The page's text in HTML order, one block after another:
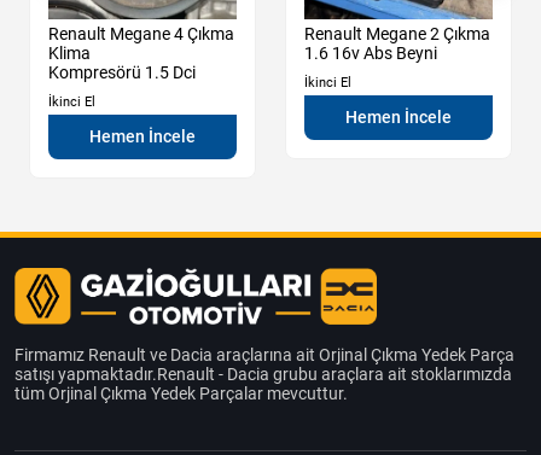
Renault Megane 4 Çıkma
Klima
Kompresörü 1.5 Dci
İkinci El
Hemen İncele
Renault Megane 2 Çıkma
1.6 16v Abs Beyni
İkinci El
Hemen İncele
Firmamız Renault ve Dacia araçlarına ait Orjinal Çıkma Yedek Parça
satışı yapmaktadır.Renault - Dacia grubu araçlara ait stoklarımızda
tüm Orjinal Çıkma Yedek Parçalar mevcuttur.